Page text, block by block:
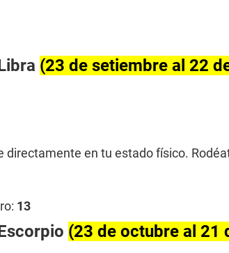
(23 de setiembre al 22
directamente en tu estado físico.
13
(23 de octubre al 21